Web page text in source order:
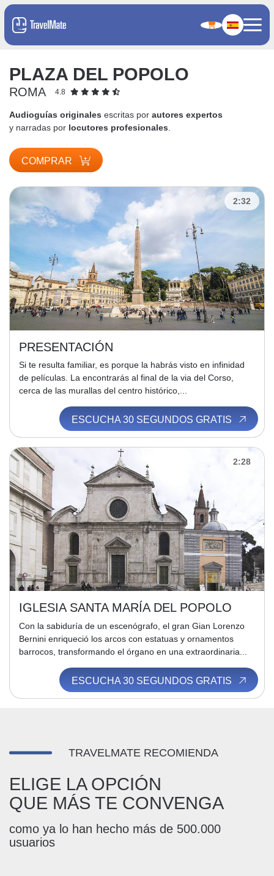
PLAZA DEL POPOLO
ROMA 4.8
Audioguías originales escritas por autores expertos
y narradas por locutores profesionales
COMPRAR
2:32
PRESENTACIÓN
Si te resulta familiar, es porque la habrás visto en infinidad
de películas. La encontrarás al final de la via del Corso,
cerca de las murallas del centro histórico,...
ESCUCHA 30 SEGUNDOS GRATIS
2:28
IGLESIA SANTA MARÍA DEL POPOLO
Con la sabiduría de un escenógrafo, el gran Gian Lorenzo
Bernini enriqueció los arcos con estatuas y ornamentos
barrocos, transformando el órgano en una extraordinaria...
ESCUCHA 30 SEGUNDOS GRATIS
TRAVELMATE RECOMIENDA
ELIGE LA OPCIÓN
QUE MÁS TE CONVENGA
como ya lo han hecho más de 500.000
usuarios